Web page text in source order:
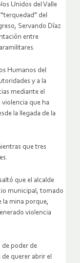
Unidos del Valle
del
Servando Díaz
entre
Humanos del
y a la
mediante el
que ha
la llegada de la
que tres
que el alcalde
municipal, tomado
la mina porque,
violencia
de poder de
querer abrir el